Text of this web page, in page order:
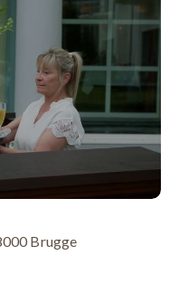
Brugge